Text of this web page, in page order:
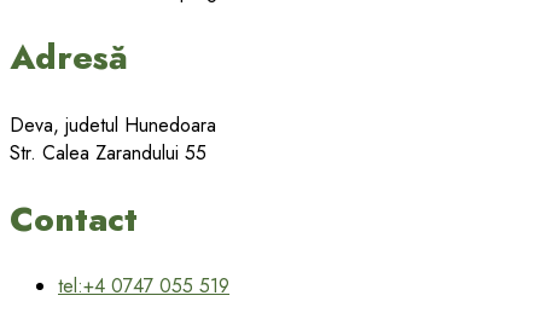
Adresă
Deva, judetul Hunedoara
Str. Calea Zarandului 55
Contact
tel:+4 0747 055 519